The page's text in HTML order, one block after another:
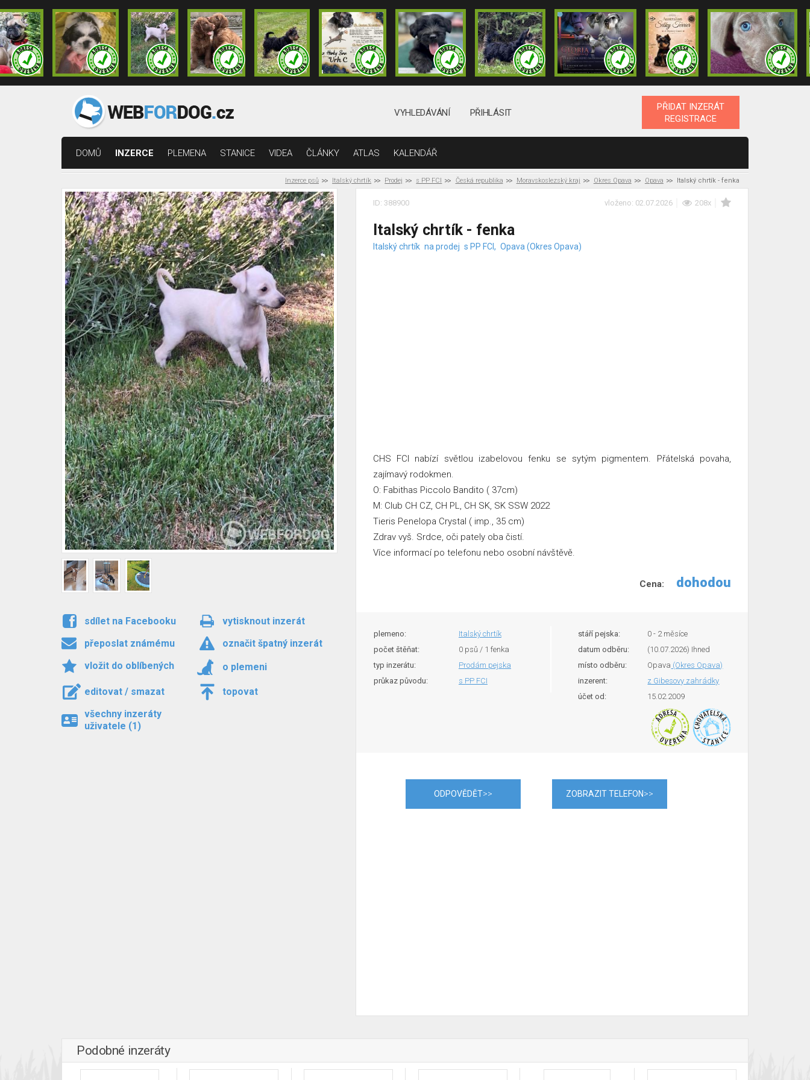
VYHLEDÁVÁNÍ PŘIHLÁSIT
PŘIDAT INZERÁT
REGISTRACE
DOMŮ INZERCE PLEMENA STANICE VIDEA ČLÁNKY ATLAS KALENDÁŘ
Inzerce psů Italský chrtík Prodej s PP FCI Česká republika Moravskoslezský kraj Okres Opava Opava Italský chrtík - fenka
sdílet na Facebooku
vytisknout inzerát
přeposlat známému
označit špatný inzerát
vložit do oblíbených
o plemeni
editovat / smazat
topovat
všechny inzeráty
uživatele (1)
ID: 388900 vloženo: 02.07.2026 208x
Italský chrtík - fenka
Italský chrtík na prodej s PP FCI, Opava (Okres Opava)
CHS FCI nabízí světlou izabelovou fenku se sytým pigmentem. Přátelská povaha,
zajímavý rodokmen.
O: Fabithas Piccolo Bandito ( 37cm)
M: Club CH CZ, CH PL, CH SK, SK SSW 2022
Tieris Penelopa Crystal ( imp., 35 cm)
Zdrav vyš. Srdce, oči pately oba čistí.
Více informací po telefonu nebo osobní návštěvě.
Cena: dohodou
plemeno:
Italský chrtík
počet štěňat:
0 psů / 1 fenka
typ inzerátu:
Prodám pejska
průkaz původu:
s PP FCI
stáří pejska:
0 - 2 měsíce
datum odběru:
(10.07.2026) Ihned
místo odběru:
Opava (Okres Opava)
inzerent:
z Gibesovy zahrádky
účet od:
15.02.2009
ODPOVĚDĚT>> ZOBRAZIT TELEFON>>
Podobné inzeráty